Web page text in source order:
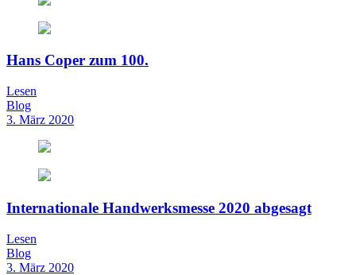
Hans Coper zum 100.
Lesen
Blog
3. März 2020
Internationale Handwerksmesse 2020 abgesagt
Lesen
Blog
3. März 2020